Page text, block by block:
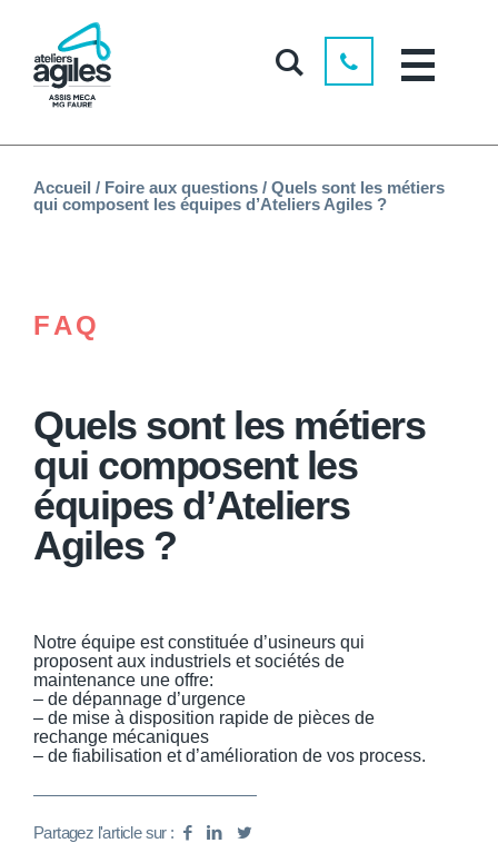
Accueil / Foire aux questions / Quels sont les métiers
qui composent les équipes d’Ateliers Agiles ?
FAQ
Quels sont les métiers
qui composent les
équipes d’Ateliers
Agiles ?
Notre équipe est constituée d’usineurs qui
proposent aux industriels et sociétés de
maintenance une offre:
– de dépannage d’urgence
– de mise à disposition rapide de pièces de
rechange mécaniques
– de fiabilisation et d’amélioration de vos process.
Partagez l'article sur :